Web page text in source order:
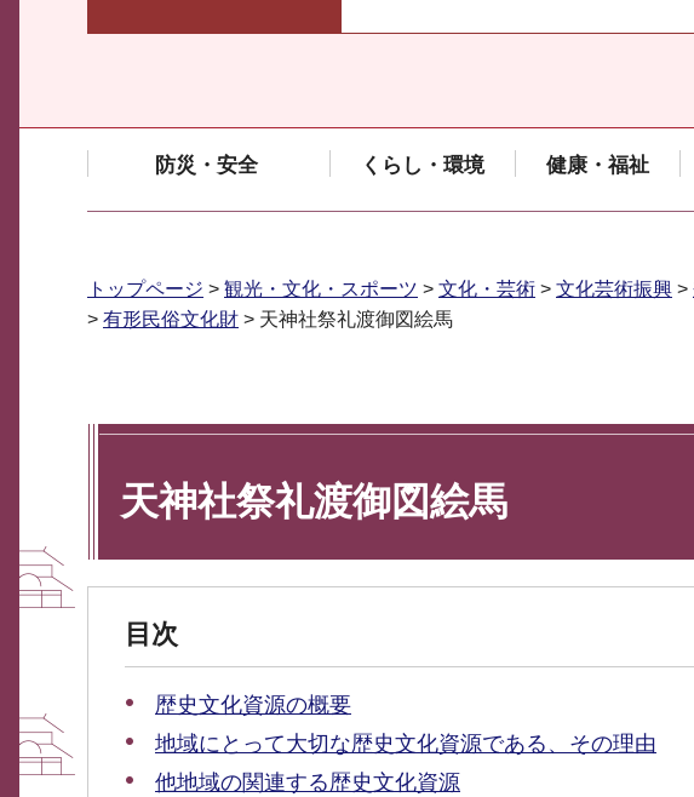
防災・安全 くらし・環境 健康・福祉
トップページ > 観光・文化・スポーツ > 文化・芸術 > 文化芸術振興 >
> 有形民俗文化財 > 天神社祭礼渡御図絵馬
天神社祭礼渡御図絵馬
目次
歴史文化資源の概要
地域にとって大切な歴史文化資源である、その理由
他地域の関連する歴史文化資源